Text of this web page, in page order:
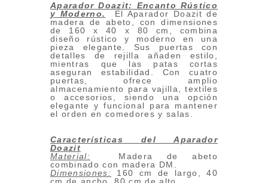
Aparador Doazit: Encanto Rústico
y Moderno.
El Aparador Doazit de
madera de abeto, con dimensiones
de 160 x 40 x 80 cm, combina
diseño rústico y moderno en una
pieza elegante. Sus puertas con
detalles de rejilla añaden estilo,
mientras que las patas cortas
aseguran estabilidad. Con cuatro
puertas, ofrece amplio
almacenamiento para vajilla, textiles
o accesorios, siendo una opción
elegante y funcional para mantener
el orden en comedores y salas.
Características del Aparador
Doazit
Material: Madera de abeto
combinado con madera DM.
Dimensiones: 160 cm de largo, 40